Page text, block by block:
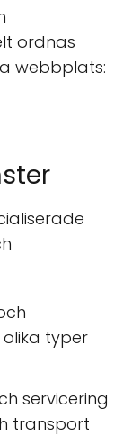
ordnas
webbplats:
typer
servicering
transport